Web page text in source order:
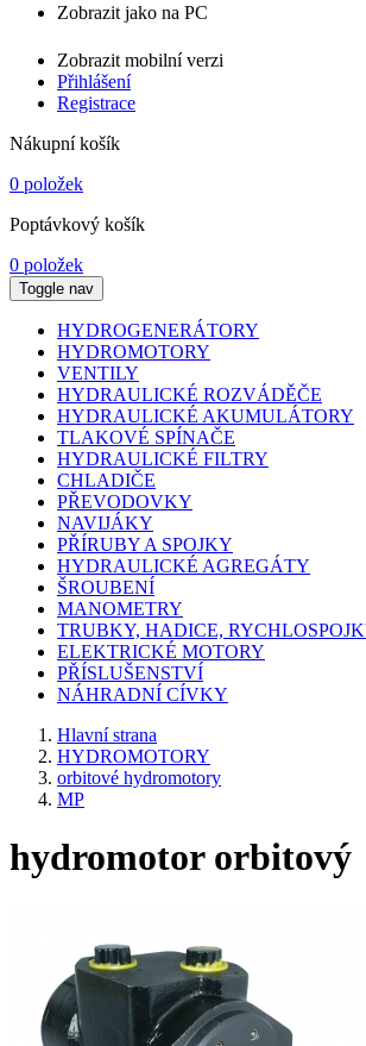
Zobrazit jako na PC
Zobrazit mobilní verzi
Přihlášení
Registrace
Nákupní košík
0 položek
Poptávkový košík
0 položek
Toggle nav
HYDROGENERÁTORY
HYDROMOTORY
VENTILY
HYDRAULICKÉ ROZVÁDĚČE
HYDRAULICKÉ AKUMULÁTORY
TLAKOVÉ SPÍNAČE
HYDRAULICKÉ FILTRY
CHLADIČE
PŘEVODOVKY
NAVIJÁKY
PŘÍRUBY A SPOJKY
HYDRAULICKÉ AGREGÁTY
ŠROUBENÍ
MANOMETRY
TRUBKY, HADICE,
ELEKTRICKÉ MOTORY
PŘÍSLUŠENSTVÍ
NÁHRADNÍ CÍVKY
Hlavní strana
HYDROMOTORY
orbitové hydromotory
MP
hydromotor orbitový